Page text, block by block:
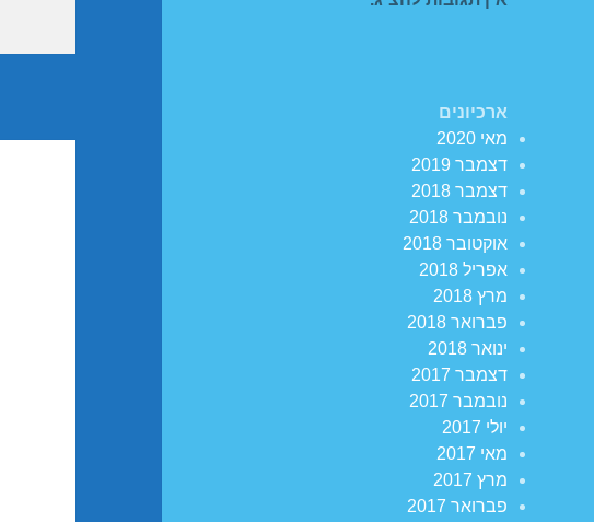
ארכיונים
מאי 2020
דצמבר 2019
דצמבר 2018
נובמבר 2018
אוקטובר 2018
אפריל 2018
מרץ 2018
פברואר 2018
ינואר 2018
דצמבר 2017
נובמבר 2017
יולי 2017
מאי 2017
מרץ 2017
פברואר 2017